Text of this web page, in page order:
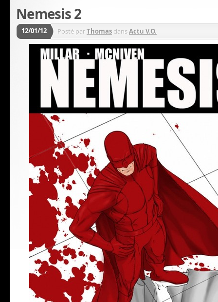
Nemesis 2
12/01/12 Posté parThomas dansActu V.O.